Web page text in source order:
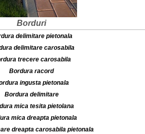
Borduri
delimitare pietonala
delimitare carosabila
trecere carosabila
Bordura racord
ingusta pietonala
Bordura delimitare
mica tesita pietolana
mica dreapta pietonala
dreapta carosabila pietonala